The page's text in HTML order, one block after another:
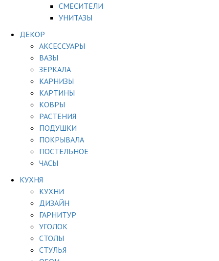
СМЕСИТЕЛИ
УНИТАЗЫ
ДЕКОР
АКСЕССУАРЫ
ВАЗЫ
ЗЕРКАЛА
КАРНИЗЫ
КАРТИНЫ
КОВРЫ
РАСТЕНИЯ
ПОДУШКИ
ПОКРЫВАЛА
ПОСТЕЛЬНОЕ
ЧАСЫ
КУХНЯ
КУХНИ
ДИЗАЙН
ГАРНИТУР
УГОЛОК
СТОЛЫ
СТУЛЬЯ